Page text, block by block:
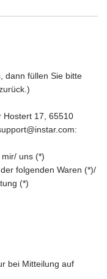
dann füllen Sie bitte
Hostert 17, 65510
:
uns (*)
folgenden Waren (*)/
(*)
bei Mitteilung auf